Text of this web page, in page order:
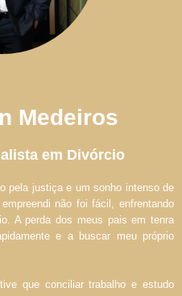
Medeiros
em Divórcio
pela justiça e um sonho intenso de
não foi fácil, enfrentando
A perda dos meus pais em tenra
e a buscar meu próprio
que conciliar trabalho e estudo